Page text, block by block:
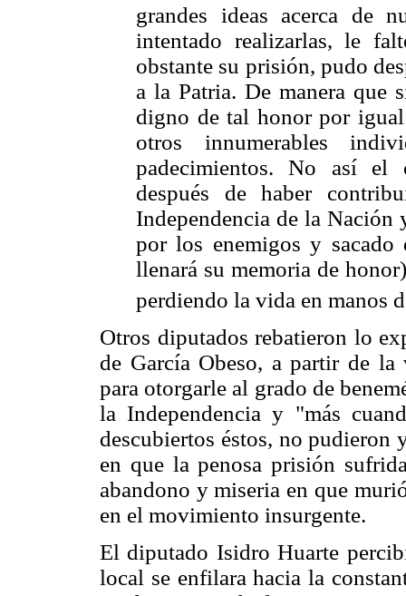
grandes ideas acerca de
intentado realizarlas, le
obstante su prisión, pudo
a la Patria. De manera que
digno de tal honor por
otros innumerables
padecimientos. No así el
después de haber
Independencia de la
por los enemigos y
llenará su memoria de
perdiendo la vida en manos
Otros diputados rebatieron lo
de García Obeso, a partir de la
para otorgarle al grado de
la Independencia y "más
descubiertos éstos, no pudieron
en que la penosa prisión
abandono y miseria en que
en el movimiento insurgente.
El diputado Isidro Huarte
local se enfilara hacia la